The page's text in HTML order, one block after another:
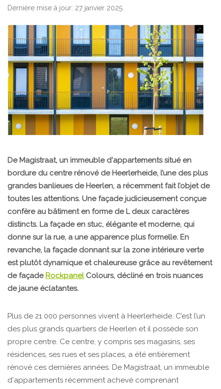
Dernière mise à jour: 27 janvier 2025
De Magistraat, un immeuble d'appartements situé en
bordure du centre rénové de Heerlerheide, l’une des plus
grandes banlieues de Heerlen, a récemment fait l’objet de
toutes les attentions. Une façade judicieusement conçue
confère au bâtiment en forme de L deux caractères
distincts. La façade en stuc, élégante et moderne, qui
donne sur la rue, a une apparence plus formelle. En
revanche, la façade donnant sur la zone intérieure verte
est plutôt dynamique et chaleureuse grâce au revêtement
de façade RockpanelColours, décliné en trois nuances
de jaune éclatantes.
Plus de 21 000 personnes vivent à Heerlerheide. C’est l’un
des plus grands quartiers de Heerlen et il possède son
propre centre. Ce centre, y compris ses magasins, ses
résidences, ses rues et ses places, a été entièrement
rénové ces dernières années. De Magistraat, un immeuble
d'appartements récemment achevé comprenant